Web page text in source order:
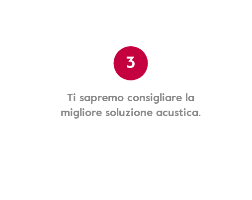
3
Ti sapremo consigliare la
migliore soluzione acustica.